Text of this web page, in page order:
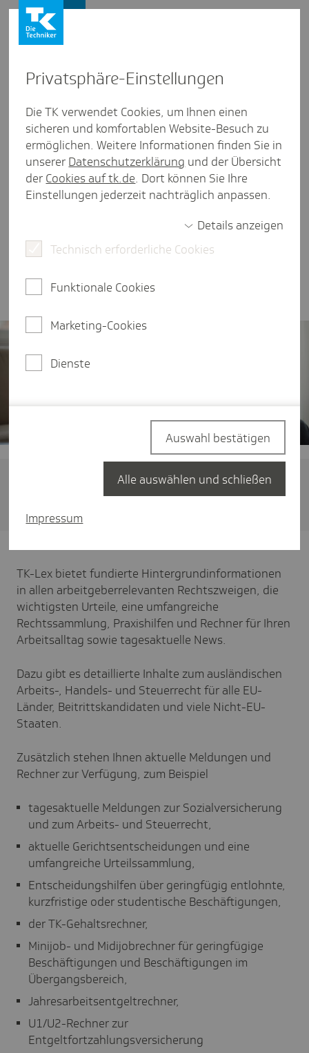
TK-Lex - das umfang­reiche
Nach­schla­ge­werk zur Sozi­al­ver­
si­che­rung
Ob A wie Abfindung, F wie Firmenwagen, K wie
finden Sie die benötigten Auskünfte auf Anhieb.
Firmenkunden
Wir machen es möglich: Die TK als Gesundheitspartner
Hier geht's zum Online-Lexikon: TK-Lex
TK-Lex bietet fundierte Hintergrundinformationen
in allen arbeitgeberrelevanten Rechtszweigen, die
wichtigsten Urteile, eine umfangreiche
Rechtssammlung, Praxishilfen und Rechner für Ihren
Arbeitsalltag sowie tagesaktuelle News.
Dazu gibt es detaillierte Inhalte zum ausländischen
Arbeits-, Handels- und Steuerrecht für alle EU-
Länder, Beitrittskandidaten und viele Nicht-EU-
Staaten.
Zusätzlich stehen Ihnen aktuelle Meldungen und
Rechner zur Verfügung, zum Beispiel
tagesaktuelle Meldungen zur Sozialversicherung
und zum Arbeits- und Steuerrecht,
aktuelle Gerichtsentscheidungen und eine
umfangreiche Urteilssammlung,
Entscheidungshilfen über geringfügig entlohnte,
kurzfristige oder studentische Beschäftigungen,
der TK-Gehaltsrechner,
Minijob- und Midijobrechner für geringfügige
Beschäftigungen und Beschäftigungen im
Übergangsbereich,
Jahresarbeitsentgeltrechner,
U1/U2-Rechner zur
Entgeltfortzahlungsversicherung
Privat­sphäre-Einstel­lungen
Die TK verwendet Cookies, um Ihnen einen
sicheren und komfortablen Website-Besuch zu
ermöglichen. Weitere Informationen finden Sie in
unserer Datenschutzerklärung und der Übersicht
der Cookies auf tk.de. Dort können Sie Ihre
Einstellungen jederzeit nachträglich anpassen.
Details anzeigen
Technisch erforderliche Cookies
Funktionale Cookies
Marketing-Cookies
Dienste
Impressum
Auswahl bestätigen
Alle auswählen und schließen